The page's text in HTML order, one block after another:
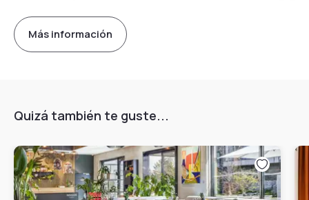
Más información
Quizá también te guste...